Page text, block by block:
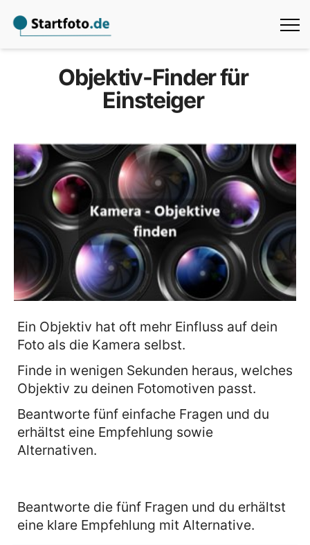
Objektiv-Finder für
Einsteiger
Ein Objektiv hat oft mehr Einfluss auf dein
Foto als die Kamera selbst.
Finde in wenigen Sekunden heraus, welches
Objektiv zu deinen Fotomotiven passt.
Beantworte fünf einfache Fragen und du
erhältst eine Empfehlung sowie
Alternativen.
Beantworte die fünf Fragen und du erhältst
eine klare Empfehlung mit Alternative.